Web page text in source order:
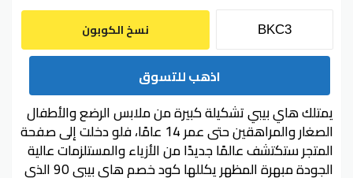
نسخ الكوبون
اذهب للتسوق
يمتلك هاي بيبي تشكيلة كبيرة من ملابس الرضع والأطفال
الصغار والمراهقين حتى عمر 14 عامًا، فلو دخلت إلى صفحة
المتجر ستكتشف عالمًا جديدًا من الأزياء والمستلزمات عالية
الجودة مبهرة المظهر يكللها كود خصم هاي بيبي 90 الذي